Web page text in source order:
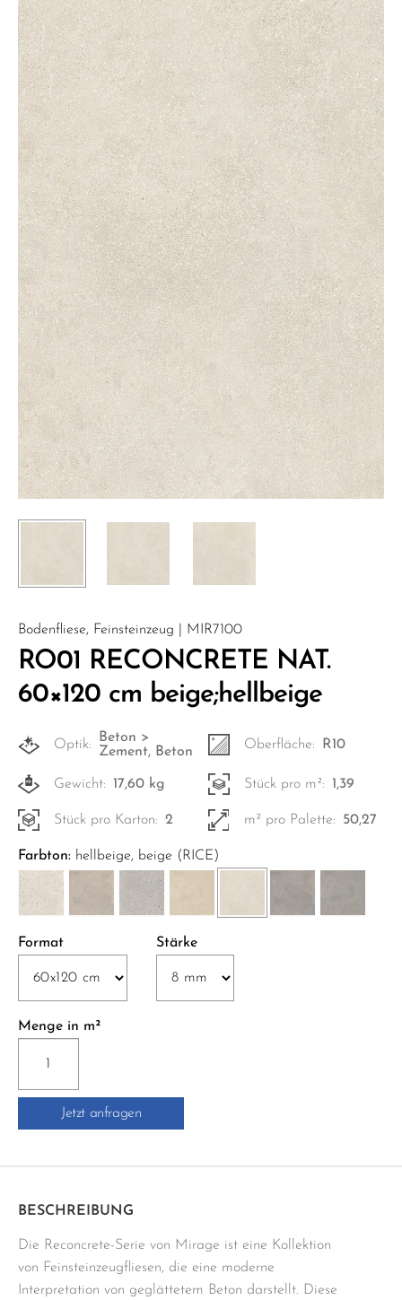
Bodenfliese, Feinsteinzeug | MIR7100
RO01 RECONCRETE NAT.
60×120 cm beige;hellbeige
Optik:
Beton >
Zement, Beton
Oberfläche: R10
Gewicht: 17,60 kg Stück pro m²: 1,39
Stück pro Karton: 2 m² pro Palette: 50,27
Farbton: hellbeige, beige (RICE)
Format Stärke
Menge in m²
RECONCRETE
NAT.
60x120Jetzt anfragen
BESCHREIBUNG
Die Reconcrete-Serie von Mirage ist eine Kollektion
von Feinsteinzeugfliesen, die eine moderne
Interpretation von geglättetem Beton darstellt. Diese